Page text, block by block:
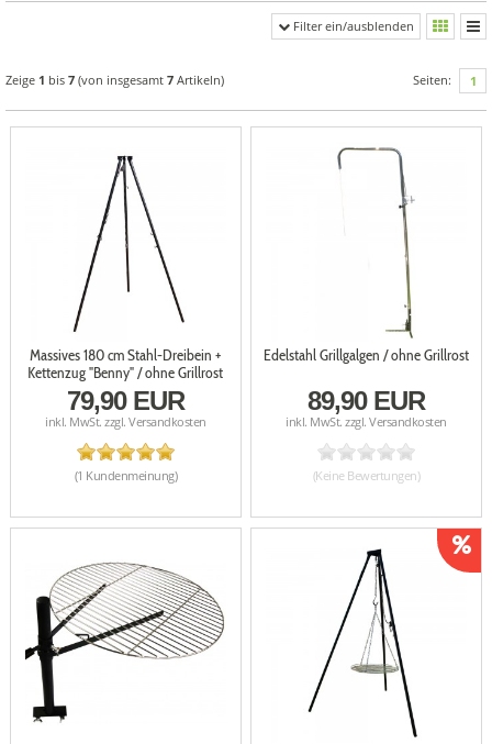
Filter ein/ausblenden
Zeige 1 bis 7 (von insgesamt 7 Artikeln) Seiten: 1
Massives 180 cm Stahl-Dreibein +
Kettenzug "Benny" / ohne Grillrost
79,90 EUR
inkl. MwSt. zzgl.Versandkosten
(1 Kundenmeinung)
Edelstahl Grillgalgen / ohne Grillrost
89,90 EUR
inkl. MwSt. zzgl.Versandkosten
(Keine Bewertungen)